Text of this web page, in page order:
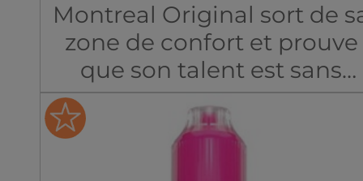
Montreal Original sort de
zone de confort et prouve
que son talent est sans
limite. Avec son e-liquide
Fruits Rouges, le fabricant
québécois parvient à